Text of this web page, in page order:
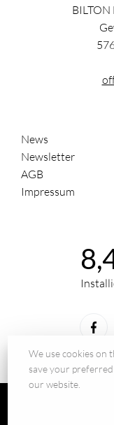
BILTON
News
Newsletter
AGB
Impressum
© 2026 -
We use cookies on
save your
our website.